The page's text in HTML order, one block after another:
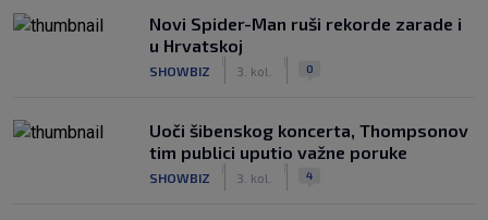
Novi Spider-Man ruši rekorde zarade i
u Hrvatskoj
SHOWBIZ 3. kol. 0
Uoči šibenskog koncerta, Thompsonov
tim publici uputio važne poruke
SHOWBIZ 3. kol. 4